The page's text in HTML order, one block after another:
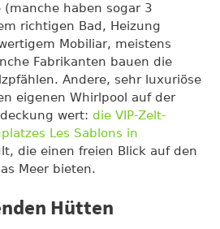
haben sogar 3
richtigen Bad, Heizung
Mobiliar, meistens
Fabrikanten bauen die
Andere, sehr luxuriöse
eigenen Whirlpool auf der
wert: die VIP-Zelt-
Les Sablons in
die einen freien Blick auf den
Meer bieten.
Hütten